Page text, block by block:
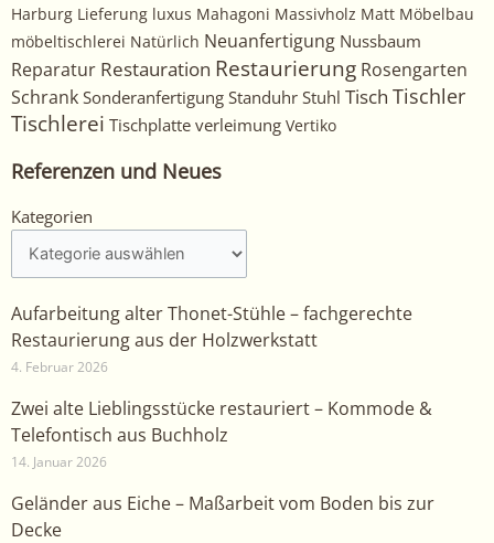
Harburg Lieferung luxus Mahagoni Massivholz Matt Möbelbau
möbeltischlerei Natürlich Neuanfertigung Nussbaum
Reparatur Restauration Restaurierung Rosengarten
Schrank Sonderanfertigung Standuhr Stuhl Tisch Tischler
Tischlerei Tischplatte verleimung Vertiko
Referenzen und Neues
Kategorien
Kategorien
Aufarbeitung alter Thonet-Stühle – fachgerechte
Restaurierung aus der Holzwerkstatt
4. Februar 2026
Zwei alte Lieblingsstücke restauriert – Kommode &
Telefontisch aus Buchholz
14. Januar 2026
Geländer aus Eiche – Maßarbeit vom Boden bis zur
Decke